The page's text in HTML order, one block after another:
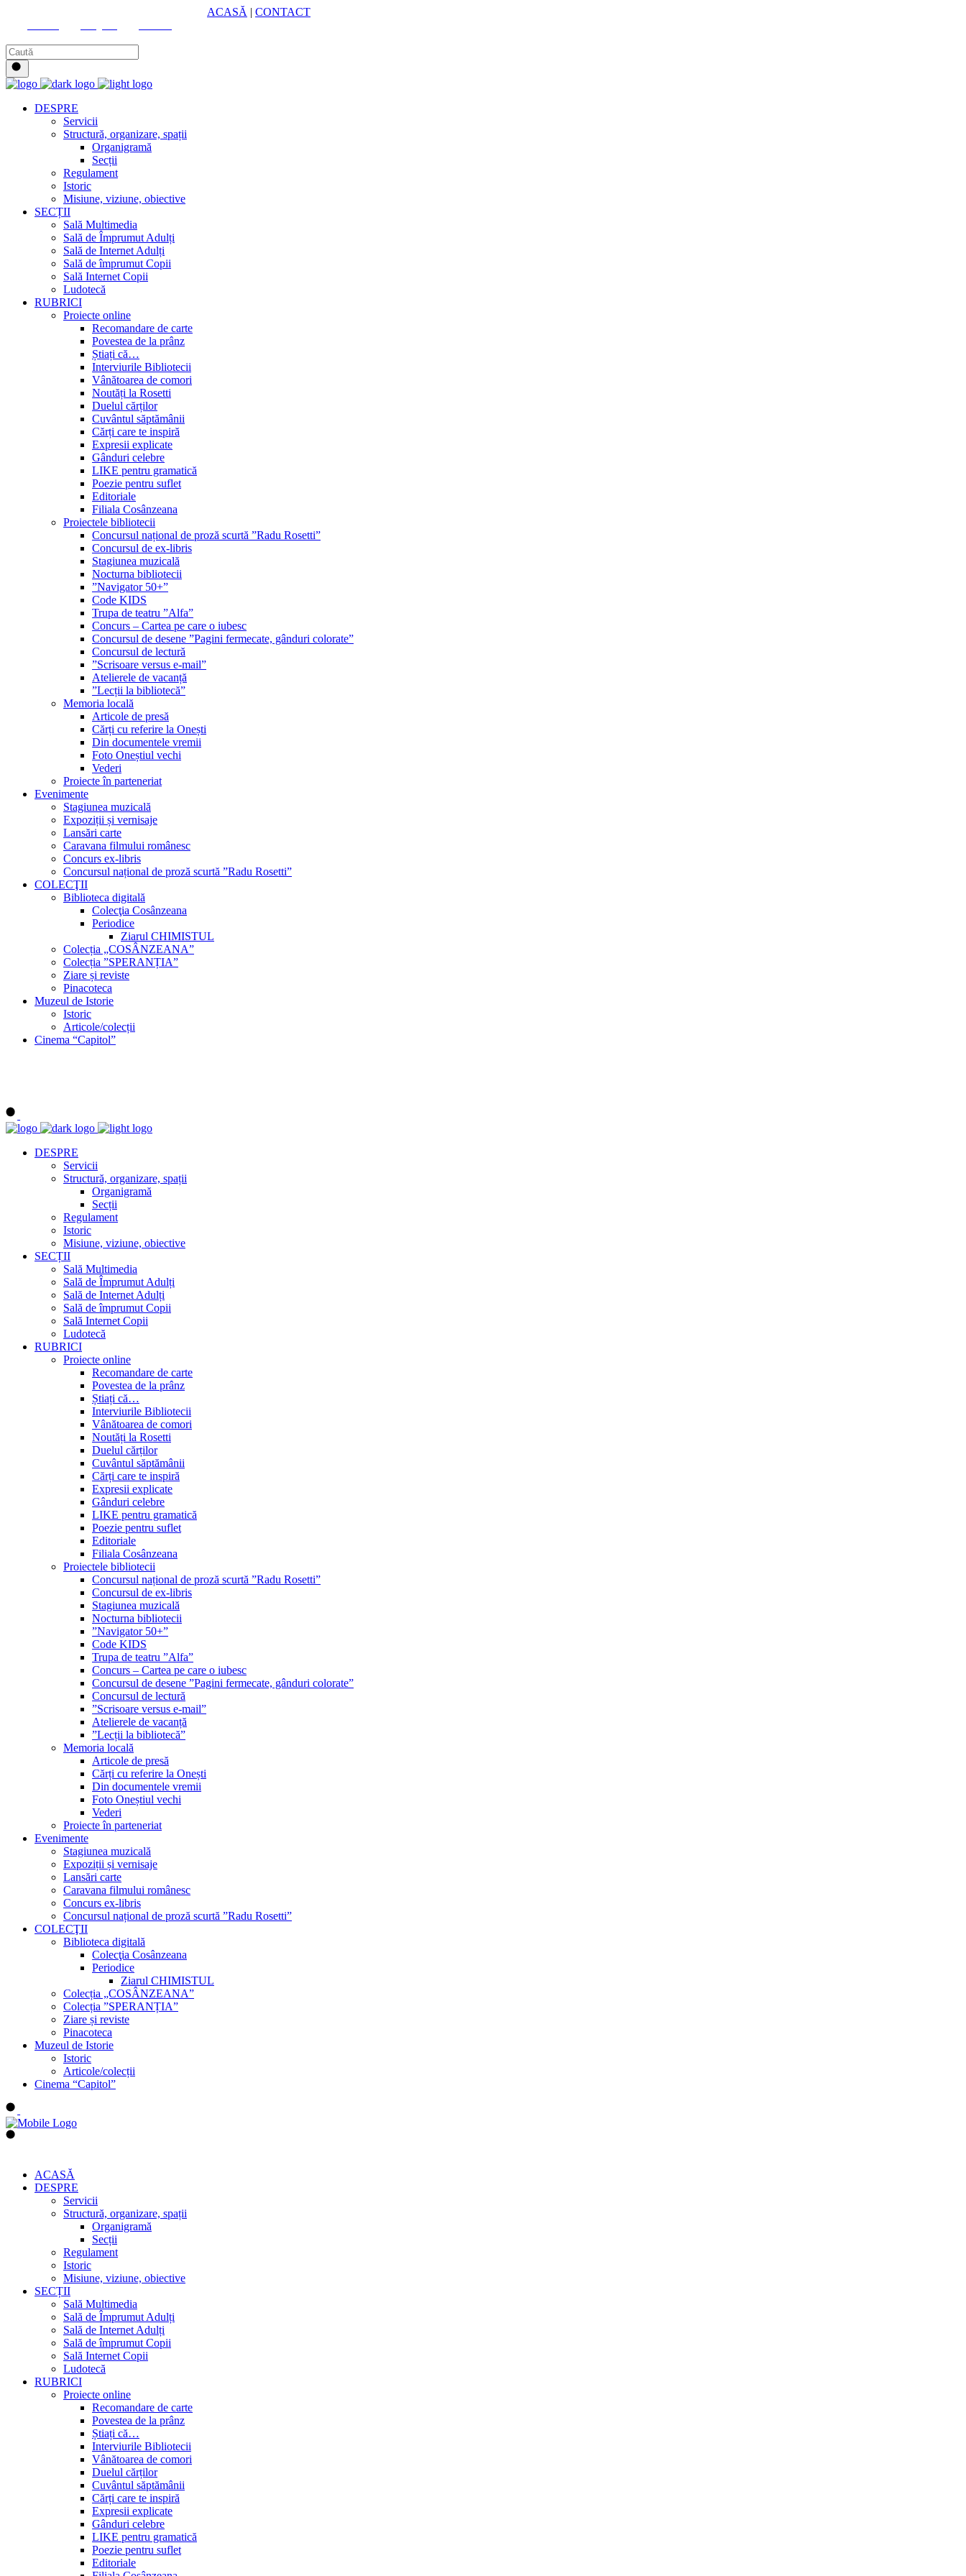
ACASĂ | CONTACT
DESPRE
Servicii
Structură, organizare, spații
Organigramă
Secții
Regulament
Istoric
Misiune, viziune, obiective
SECȚII
Sală Multimedia
Sală de Împrumut Adulți
Sală de Internet Adulți
Sală de împrumut Copii
Sală Internet Copii
Ludotecă
RUBRICI
Proiecte online
Recomandare de carte
Povestea de la prânz
Știați că…
Interviurile Bibliotecii
Vânătoarea de comori
Noutăți la Rosetti
Duelul cărților
Cuvântul săptămânii
Cărți care te inspiră
Expresii explicate
Gânduri celebre
LIKE pentru gramatică
Poezie pentru suflet
Editoriale
Filiala Cosânzeana
Proiectele bibliotecii
Concursul național de proză scurtă ”Radu Rosetti”
Concursul de ex-libris
Stagiunea muzicală
Nocturna bibliotecii
”Navigator 50+”
Code KIDS
Trupa de teatru ”Alfa”
Concurs – Cartea pe care o iubesc
Concursul de desene ”Pagini fermecate, gânduri colorate”
Concursul de lectură
”Scrisoare versus e-mail”
Atelierele de vacanță
”Lecții la bibliotecă”
Memoria locală
Articole de presă
Cărți cu referire la Onești
Din documentele vremii
Foto Oneștiul vechi
Vederi
Proiecte în parteneriat
Evenimente
Stagiunea muzicală
Expoziții și vernisaje
Lansări carte
Caravana filmului românesc
Concurs ex-libris
Concursul național de proză scurtă ”Radu Rosetti”
COLECŢII
Biblioteca digitală
Colecţia Cosânzeana
Periodice
Ziarul CHIMISTUL
Colecția „COSÂNZEANA”
Colecția ”SPERANȚIA”
Ziare și reviste
Pinacoteca
Muzeul de Istorie
Istoric
Articole/colecții
Cinema “Capitol”
DESPRE
Servicii
Structură, organizare, spații
Organigramă
Secții
Regulament
Istoric
Misiune, viziune, obiective
SECȚII
Sală Multimedia
Sală de Împrumut Adulți
Sală de Internet Adulți
Sală de împrumut Copii
Sală Internet Copii
Ludotecă
RUBRICI
Proiecte online
Recomandare de carte
Povestea de la prânz
Știați că…
Interviurile Bibliotecii
Vânătoarea de comori
Noutăți la Rosetti
Duelul cărților
Cuvântul săptămânii
Cărți care te inspiră
Expresii explicate
Gânduri celebre
LIKE pentru gramatică
Poezie pentru suflet
Editoriale
Filiala Cosânzeana
Proiectele bibliotecii
Concursul național de proză scurtă ”Radu Rosetti”
Concursul de ex-libris
Stagiunea muzicală
Nocturna bibliotecii
”Navigator 50+”
Code KIDS
Trupa de teatru ”Alfa”
Concurs – Cartea pe care o iubesc
Concursul de desene ”Pagini fermecate, gânduri colorate”
Concursul de lectură
”Scrisoare versus e-mail”
Atelierele de vacanță
”Lecții la bibliotecă”
Memoria locală
Articole de presă
Cărți cu referire la Onești
Din documentele vremii
Foto Oneștiul vechi
Vederi
Proiecte în parteneriat
Evenimente
Stagiunea muzicală
Expoziții și vernisaje
Lansări carte
Caravana filmului românesc
Concurs ex-libris
Concursul național de proză scurtă ”Radu Rosetti”
COLECŢII
Biblioteca digitală
Colecţia Cosânzeana
Periodice
Ziarul CHIMISTUL
Colecția „COSÂNZEANA”
Colecția ”SPERANȚIA”
Ziare și reviste
Pinacoteca
Muzeul de Istorie
Istoric
Articole/colecții
Cinema “Capitol”
ACASĂ
DESPRE
Servicii
Structură, organizare, spații
Organigramă
Secții
Regulament
Istoric
Misiune, viziune, obiective
SECȚII
Sală Multimedia
Sală de Împrumut Adulți
Sală de Internet Adulți
Sală de împrumut Copii
Sală Internet Copii
Ludotecă
RUBRICI
Proiecte online
Recomandare de carte
Povestea de la prânz
Știați că…
Interviurile Bibliotecii
Vânătoarea de comori
Duelul cărților
Cuvântul săptămânii
Cărți care te inspiră
Expresii explicate
Gânduri celebre
LIKE pentru gramatică
Poezie pentru suflet
Editoriale